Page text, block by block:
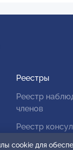
Реестры
Реестр
членов
Реестр
cookie для